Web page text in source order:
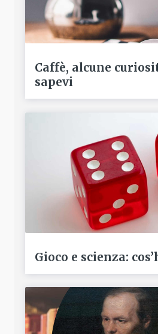
Caffè, alcune
sapevi
Gioco e scienza: